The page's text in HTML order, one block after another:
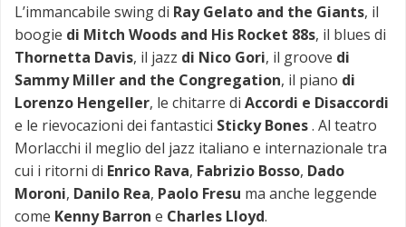
L’immancabile swing di Ray Gelato and the Giants, il
boogie di Mitch Woods and His Rocket 88s, il blues di
Thornetta Davis, il jazz di Nico Gori, il groove di
Sammy Miller and the Congregation, il piano di
Lorenzo Hengeller, le chitarre di Accordi e Disaccordi
e le rievocazioni dei fantastici Sticky Bones. Al teatro
Morlacchi il meglio del jazz italiano e internazionale tra
cui i ritorni di Enrico Rava, Fabrizio Bosso, Dado
Moroni, Danilo Rea, Paolo Fresu ma anche leggende
come Kenny Barron e Charles Lloyd.